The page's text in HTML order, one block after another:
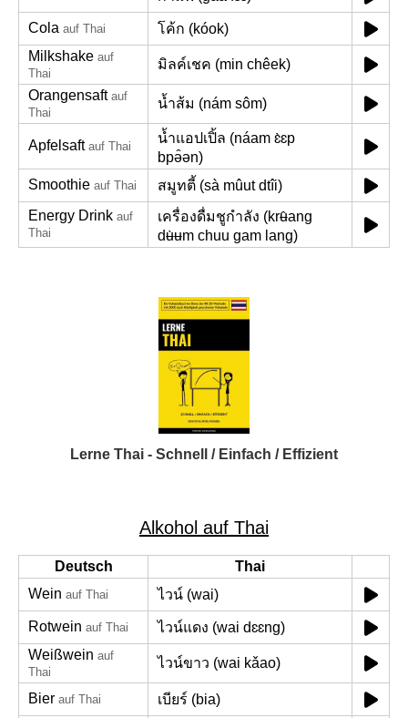
Cola auf Thai
โค้ก (kóok)
Milkshake auf
Thai
มิลค์เชค (min chêek)
Orangensaft auf
Thai
น้ำส้ม (nám sôm)
Apfelsaft auf Thai
น้ำแอปเปิ้ล (náam ɛ̀ɛp
bpə̂ən)
Smoothie auf Thai
สมูทตี้ (sà mûut dtîi)
Energy Drink auf
Thai
เครื่องดื่มชูกำลัง (krʉ̂ang
dʉ̀ʉm chuu gam lang)
Lerne Thai - Schnell / Einfach / Effizient
Alkohol auf Thai
Deutsch
Thai
Wein auf Thai ไวน์ (wai)
Rotwein auf Thai
ไวน์แดง (wai dɛɛng)
Weißwein auf
Thai
ไวน์ขาว (wai kǎao)
Bier auf Thai
เบียร์ (bia)